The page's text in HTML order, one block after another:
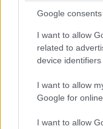
Google consents
I want to allow
related to
device identifiers
I want to allow
Google for
I want to allow
Kategória:
Tagy: